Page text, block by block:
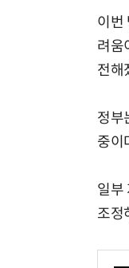
이번
려움
전해
정부
중이
일부
조정